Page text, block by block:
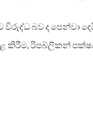
බව ද පෙන්වා
කිරීම, රිපබ්ලිකන්